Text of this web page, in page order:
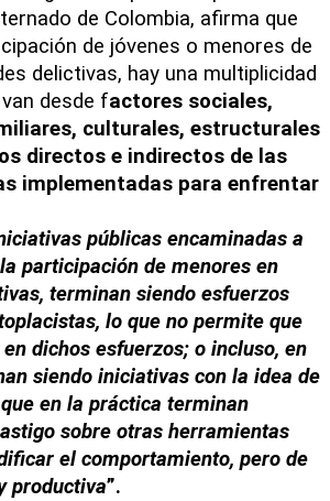
de Colombia, afirma que
de jóvenes o menores de
delictivas, hay una multiplicidad
desde factores sociales,
culturales, estructurales
directos e indirectos de las
implementadas para enfrentar
públicas encaminadas a
participación de menores en
terminan siendo esfuerzos
lo que no permite que
dichos esfuerzos; o incluso, en
siendo iniciativas con la idea de
en la práctica terminan
sobre otras herramientas
el comportamiento, pero de
productiva”.